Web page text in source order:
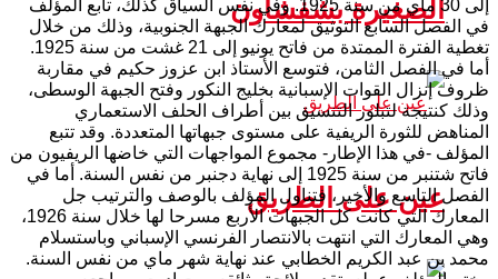
الصغيرة بشفشاون
عين على الطريق
إلى 30 ماي من سنة 1925. وفي نفس السياق كذلك، تابع المؤلف
في الفصل السابع التوثيق لمعارك الجبهة الجنوبية، وذلك من خلال
تغطية الفترة الممتدة من فاتح يونيو إلى 21 غشت من سنة 1925.
أما في الفصل الثامن، فتوسع الأستاذ ابن عزوز حكيم في مقاربة
ظروف إنزال القوات الإسبانية بخليج النكور وفتح الجبهة الوسطى،
وذلك كنتيجة لتبلور التنسيق بين أطراف الحلف الاستعماري
المناهض للثورة الريفية على مستوى جبهاتها المتعددة. وقد تتبع
المؤلف -في هذا الإطار- مجموع المواجهات التي خاضها الريفيون من
فاتح شتنبر من سنة 1925 إلى نهاية دجنبر من نفس السنة. أما في
الفصل التاسع والأخير، فتناول المؤلف بالوصف والترتيب جل
المعارك التي كانت كل الجبهات الأربع مسرحا لها خلال سنة 1926،
وهي المعارك التي انتهت بالانتصار الفرنسي الإسباني وباستسلام
محمد بن عبد الكريم الخطابي عند نهاية شهر ماي من نفس السنة.